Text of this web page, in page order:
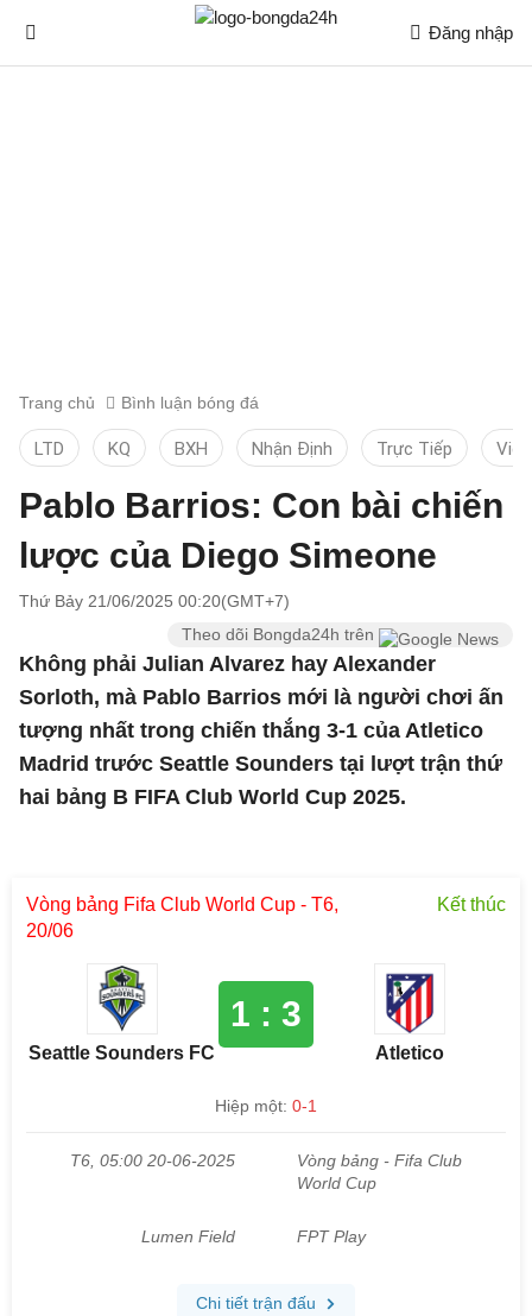
Đăng nhập
Trang chủ Bình luận bóng đá
LTD KQ BXH Nhận Định Trực Tiếp
Pablo Barrios: Con bài chiến
lược của Diego Simeone
Thứ Bảy 21/06/2025 00:20(GMT+7)
Theo dõi Bongda24h trên
Không phải Julian Alvarez hay Alexander
Sorloth, mà Pablo Barrios mới là người chơi ấn
tượng nhất trong chiến thắng 3-1 của Atletico
Madrid trước Seattle Sounders tại lượt trận thứ
hai bảng B FIFA Club World Cup 2025.